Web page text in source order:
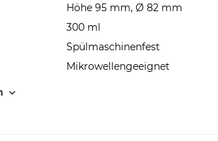
Höhe 95 mm, Ø 82 mm
300 ml
Spülmaschinenfest
Mikrowellengeeignet